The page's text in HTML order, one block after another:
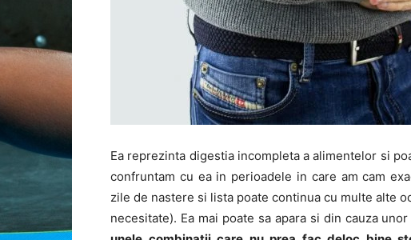
Ea reprezinta digestia incompleta a alimentelor si
confruntam cu ea in perioadele in care am cam
zile de nastere si lista poate continua cu multe alte
necesitate). Ea mai poate sa apara si din cauza